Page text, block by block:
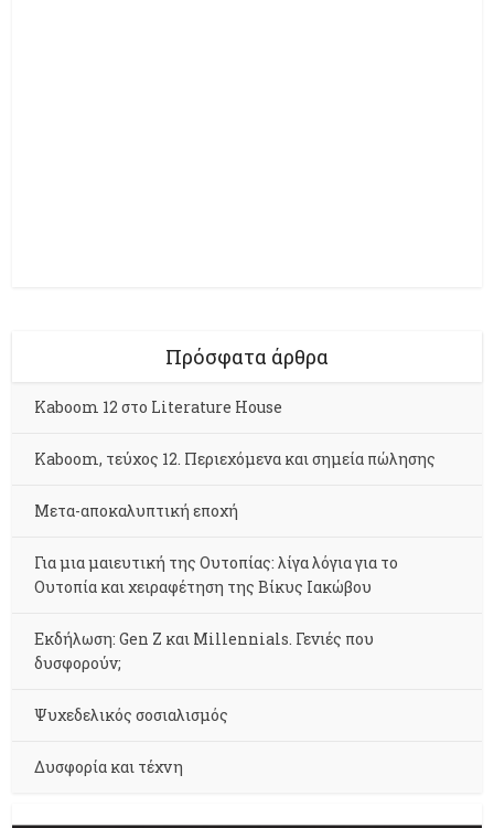
Πρόσφατα άρθρα
Kaboom 12 στο Literature House
Kaboom, τεύχος 12. Περιεχόμενα και σημεία πώλησης
Μετα-αποκαλυπτική εποχή
Για μια μαιευτική της Ουτοπίας: λίγα λόγια για το
Ουτοπία και χειραφέτηση της Βίκυς Ιακώβου
Εκδήλωση: Gen Z και Millennials. Γενιές που
δυσφορούν;
Ψυχεδελικός σοσιαλισμός
Δυσφορία και τέχνη